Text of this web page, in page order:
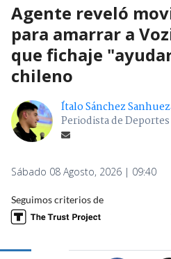
Agente reveló
para amarrar a
que fichaje
chileno
Ítalo Sánchez
Periodista de
Sábado 08 Agosto, 2026 | 09:40
Seguimos criterios de